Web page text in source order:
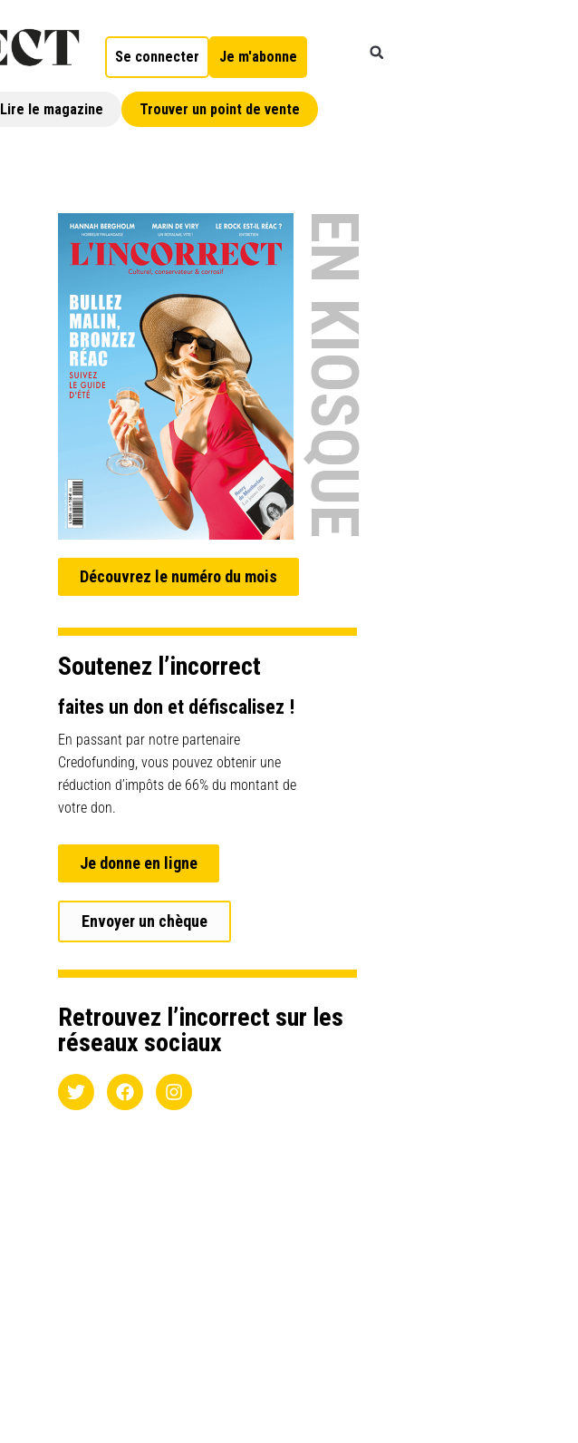
Se connecter Je m'abonne
Lire le magazine Trouver un point de vente
EN KIOSQUE
Découvrez le numéro du mois
Soutenez l’incorrect
faites un don et défiscalisez !
En passant par notre partenaire
Credofunding, vous pouvez obtenir une
réduction d’impôts de 66% du montant de
votre don.
Je donne en ligne
Envoyer un chèque
Retrouvez l’incorrect sur les
réseaux sociaux